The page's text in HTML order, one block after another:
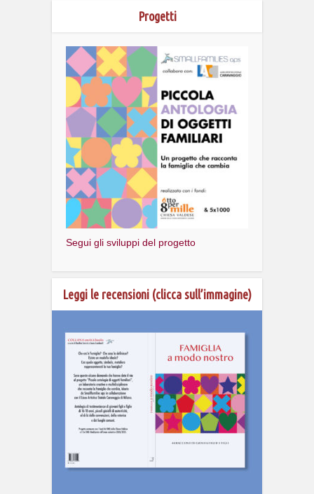
Progetti
Segui gli sviluppi del progetto
Leggi le recensioni (clicca sull’immagine)